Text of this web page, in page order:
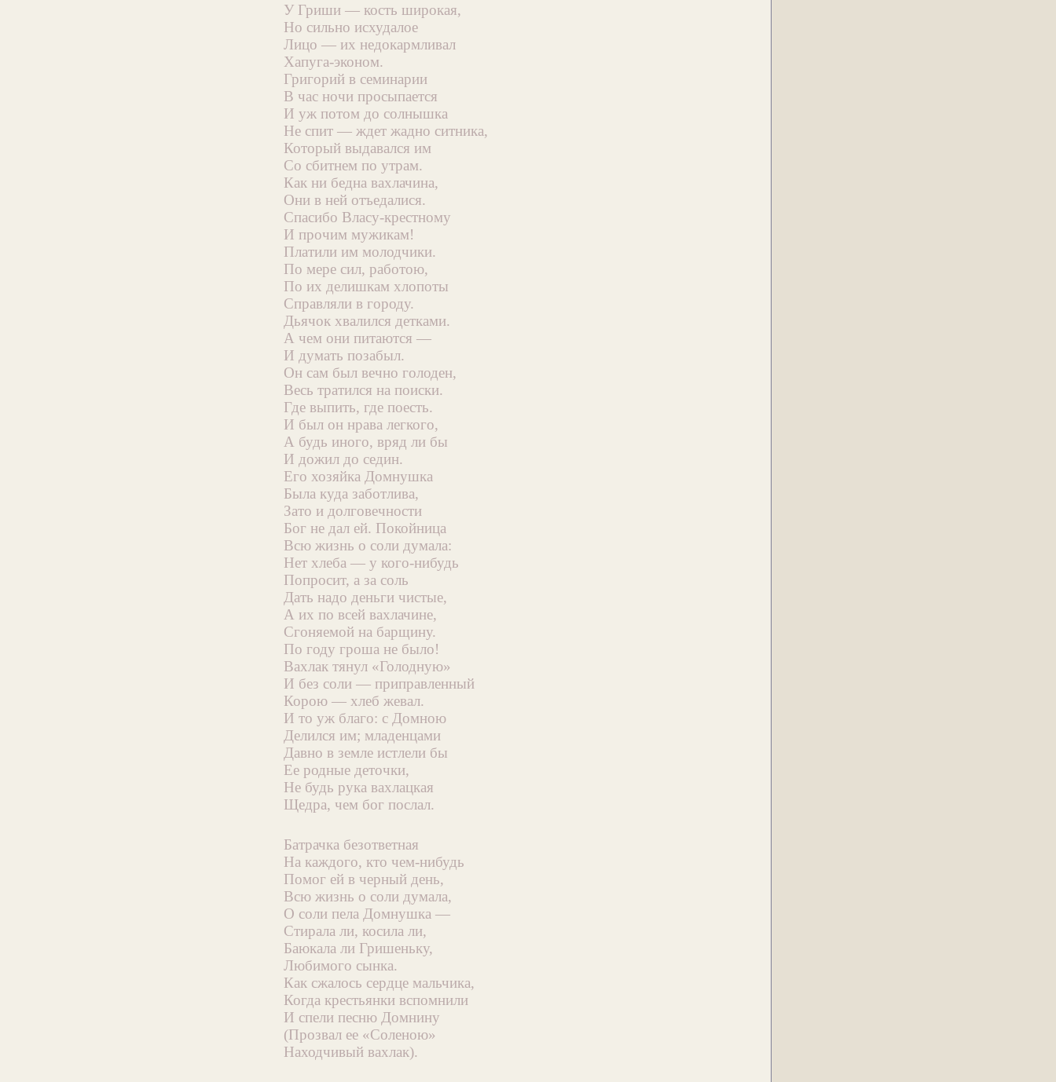
У Гриши — кость широкая,
Но сильно исхудалое
Лицо — их недокармливал
Хапуга-эконом.
Григорий в семинарии
В час ночи просыпается
И уж потом до солнышка
Не спит — ждет жадно ситника,
Который выдавался им
Со сбитнем по утрам.
Как ни бедна вахлачина,
Они в ней отъедалися.
Спасибо Власу-крестному
И прочим мужикам!
Платили им молодчики.
По мере сил, работою,
По их делишкам хлопоты
Справляли в городу.
Дьячок хвалился детками.
А чем они питаются —
И думать позабыл.
Он сам был вечно голоден,
Весь тратился на поиски.
Где выпить, где поесть.
И был он нрава легкого,
А будь иного, вряд ли бы
И дожил до седин.
Его хозяйка Домнушка
Была куда заботлива,
Зато и долговечности
Бог не дал ей. Покойница
Всю жизнь о соли думала:
Нет хлеба — у кого-нибудь
Попросит, а за соль
Дать надо деньги чистые,
А их по всей вахлачине,
Сгоняемой на барщину.
По году гроша не было!
Вахлак тянул «Голодную»
И без соли — приправленный
Корою — хлеб жевал.
И то уж благо: с Домною
Делился им; младенцами
Давно в земле истлели бы
Ее родные деточки,
Не будь рука вахлацкая
Щедра, чем бог послал.
Батрачка безответная
На каждого, кто чем-нибудь
Помог ей в черный день,
Всю жизнь о соли думала,
О соли пела Домнушка —
Стирала ли, косила ли,
Баюкала ли Гришеньку,
Любимого сынка.
Как сжалось сердце мальчика,
Когда крестьянки вспомнили
И спели песню Домнину
(Прозвал ее «Соленою»
Находчивый вахлак).